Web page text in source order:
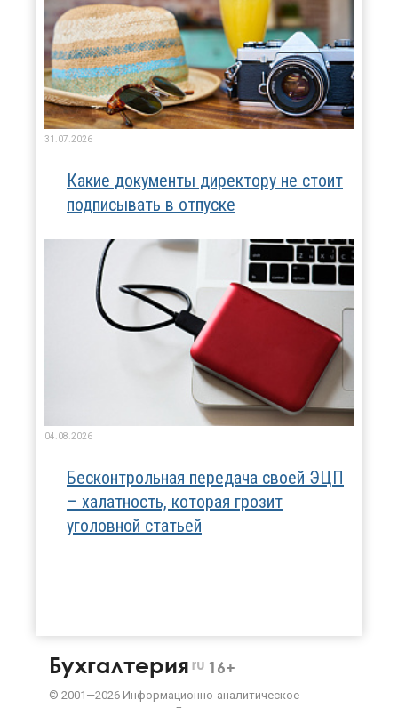
31.07.2026
Какие документы директору не стоит
подписывать в отпуске
04.08.2026
Бесконтрольная передача своей ЭЦП
– халатность, которая грозит
уголовной статьей
Бухгалтерия ru 16+
© 2001—2026 Информационно-аналитическое